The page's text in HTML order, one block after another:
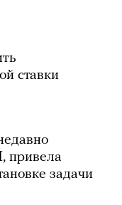
ставки
привела
задачи